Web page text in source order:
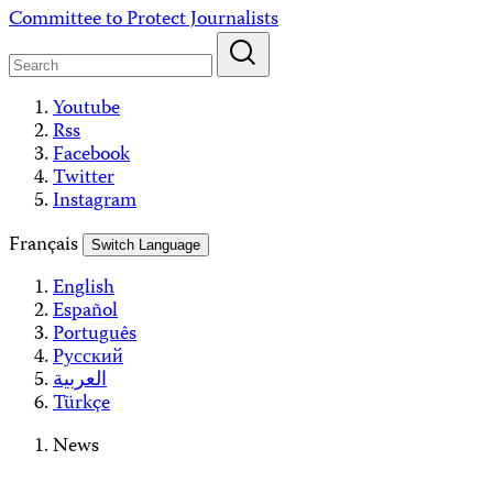
Skip
content
Committee to Protect Journalists
Youtube
Rss
Facebook
Twitter
Instagram
Français
Switch Language
English
Español
Português
Русский
العربية
Türkçe
News